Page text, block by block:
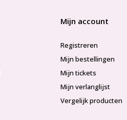
Mijn account
Registreren
Mijn bestellingen
Mijn tickets
Mijn verlanglijst
Vergelijk producten